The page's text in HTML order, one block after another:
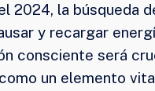
la búsqueda
y recargar
consciente será
un elemento